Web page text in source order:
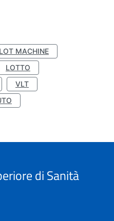
MACHINE
LOTTO
VLT
di Sanità